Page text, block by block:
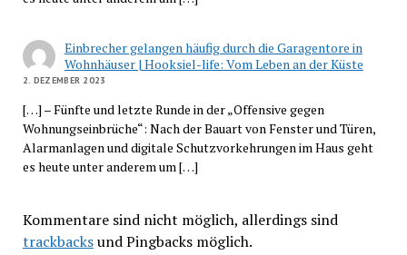
Einbrecher gelangen häufig durch die Garagentore in
Wohnhäuser | Hooksiel-life: Vom Leben an der Küste
2. DEZEMBER 2023
[…] – Fünfte und letzte Runde in der „Offensive gegen
Wohnungseinbrüche“: Nach der Bauart von Fenster und Türen,
Alarmanlagen und digitale Schutzvorkehrungen im Haus geht
es heute unter anderem um […]
Kommentare sind nicht möglich, allerdings sind
trackbacksund Pingbacks möglich.